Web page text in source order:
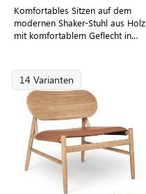
Komfortables Sitzen auf dem
modernen Shaker-Stuhl aus Holz
mit komfortablem Geflecht in
14 Varianten